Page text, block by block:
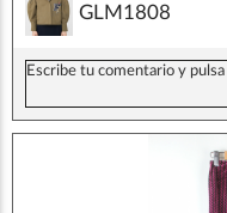
GLM1808